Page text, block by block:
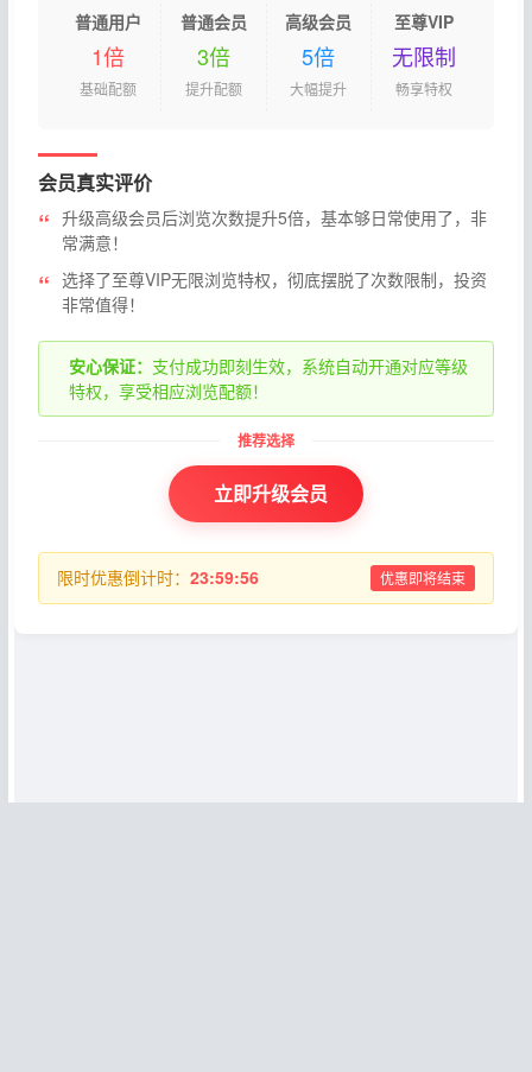
普通用户
1倍
基础配额
普通会员
3倍
提升配额
高级会员
5倍
大幅提升
至尊VIP
无限制
畅享特权
会员真实评价
升级高级会员后浏览次数提升5倍，基本够日常使用了，非
常满意！
选择了至尊VIP无限浏览特权，彻底摆脱了次数限制，投资
非常值得！
安心保证： 支付成功即刻生效，系统自动开通对应等级
特权，享受相应浏览配额！
立即升级会员
限时优惠倒计时： 23:59:56 优惠即将结束